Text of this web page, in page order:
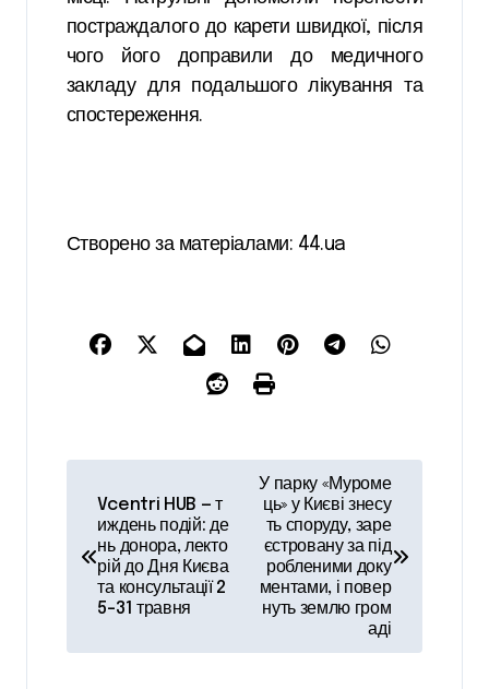
постраждалого до карети швидкої, після
чого його доправили до медичного
закладу для подальшого лікування та
спостереження.
Створено за матеріалами: 44.ua
в
а
Vcentri HUB — т
иждень подій: де
нь донора, лекто
рій до Дня Києва
та консультації 2
5–31 травня
У парку «Муроме
ць» у Києві знесу
ть споруду, заре
єстровану за під
робленими доку
ментами, і повер
нуть землю гром
аді